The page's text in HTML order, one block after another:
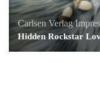
Carlsen Verlag
Hidden Rockstar